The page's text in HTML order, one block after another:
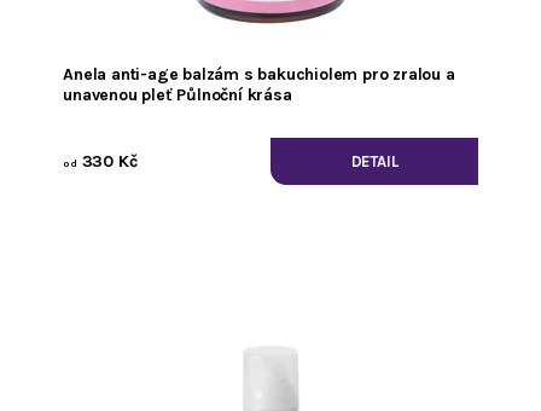
Anela anti-age balzám s bakuchiolem pro zralou a
unavenou pleť Půlnoční krása
od 330 Kč DETAIL